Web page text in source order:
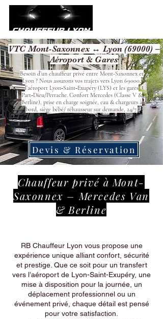
VTC Mont-Saxonnex ↔ Lyon (69000) –
Aéroport & Gares
Besoin d’un chauffeur privé entre Mont-Saxonnex et
Lyon ? Nous assurons vos trajets vers Lyon 69000,
l’aéroport Lyon‑Saint‑Exupéry (LYS) et les gares
Part‑Dieu/Perrache. Confort Mercedes (Classe V &
Berline), prise en charge soignée, eau & chargeurs à
bord, siège bébé/ réhausseur sur demande, 24/7.
Devis & Réservation
Chauffeur privé à Mont-
Saxonnex – Mercedes Van
& Berline
RB Chauffeur Lyon vous propose une
expérience unique alliant confort, sécurité
et prestige. Que ce soit pour un transfert
vers l’aéroport de Lyon-Saint-Exupéry, une
mise à disposition pour la journée, un
déplacement professionnel ou un
événement privé, chaque détail est pensé
pour votre satisfaction.